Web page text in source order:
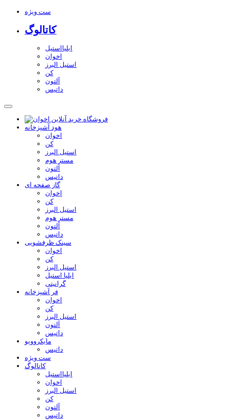
ست ویژه
کاتالوگ
ایلیااستیل
اخوان
استیل البرز
کن
آلتون
داتیس
هود آشپزخانه
اخوان
کن
استیل البرز
مستر هوم
آلتون
داتیس
گاز صفحه ای
اخوان
کن
استیل البرز
مستر هوم
آلتون
داتیس
سینک ظرفشویی
اخوان
کن
استیل البرز
ایلیا استیل
گرانیتی
فر آشپزخانه
اخوان
کن
استیل البرز
آلتون
داتیس
مایکروویو
داتیس
ست ویژه
کاتالوگ
ایلیااستیل
اخوان
استیل البرز
کن
آلتون
داتیس